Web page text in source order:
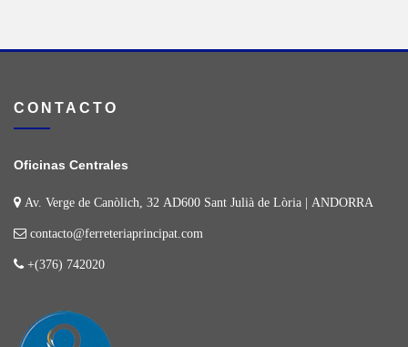
CONTACTO
Oficinas Centrales
Av. Verge de Canòlich, 32 AD600 Sant Julià de Lòria | ANDORRA
contacto@ferreteriaprincipat.com
+(376) 742020